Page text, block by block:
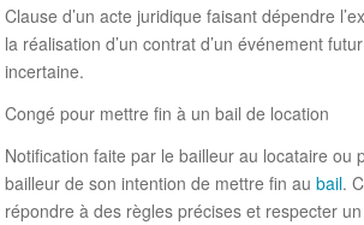
Clause d’un acte juridique faisant dépendre
la réalisation d’un contrat d’un événement
incertaine.
Congé pour mettre fin à un bail de location
Notification faite par le bailleur au locataire ou
bailleur de son intention de mettre fin au bail.
répondre à des règles précises et respecter